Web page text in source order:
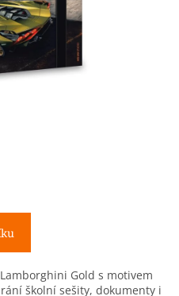
Gold s motivem
školní sešity, dokumenty i